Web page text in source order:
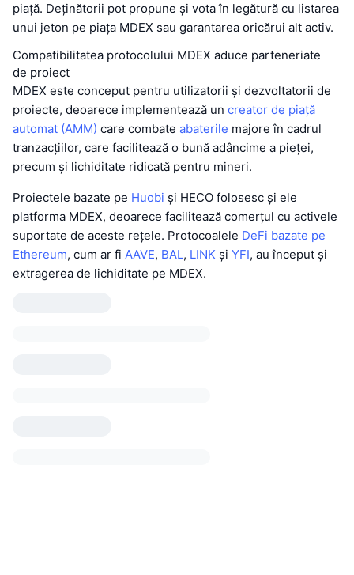
piață. Deținătorii pot propune și vota în legătură cu listarea
unui jeton pe piața MDEX sau garantarea oricărui alt activ.
Compatibilitatea protocolului MDEX aduce parteneriate
de proiect
MDEX este conceput pentru utilizatorii și dezvoltatorii de
proiecte, deoarece implementează un creator de piață
automat (AMM) care combate abaterile majore în cadrul
tranzacțiilor, care facilitează o bună adâncime a pieței,
precum și lichiditate ridicată pentru mineri.
Proiectele bazate pe Huobi și HECO folosesc și ele
platforma MDEX, deoarece facilitează comerțul cu activele
suportate de aceste rețele. Protocoalele DeFi bazate pe
Ethereum, cum ar fi AAVE, BAL, LINK și YFI, au început și
extragerea de lichiditate pe MDEX.